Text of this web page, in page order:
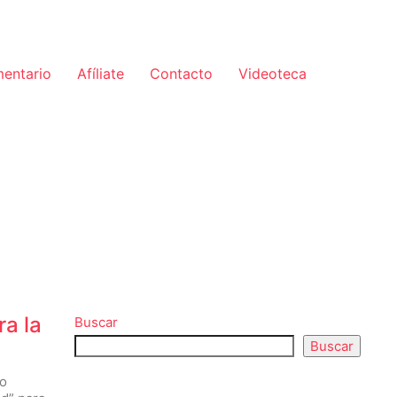
Afíliate Contacto Videoteca
la
Buscar
Buscar